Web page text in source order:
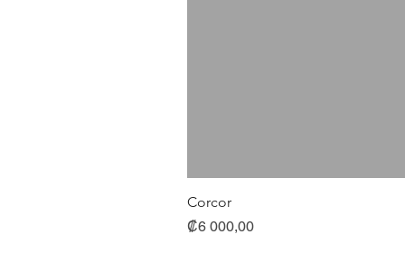
Corcor
Precio
₡6 000,00